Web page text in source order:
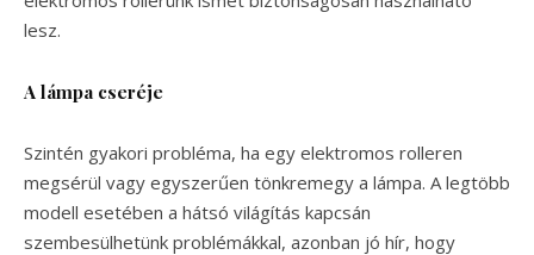
lesz.
A lámpa cseréje
Szintén gyakori probléma, ha egy elektromos rolleren
megsérül vagy egyszerűen tönkremegy a lámpa. A legtöbb
modell esetében a hátsó világítás kapcsán
szembesülhetünk problémákkal, azonban jó hír, hogy